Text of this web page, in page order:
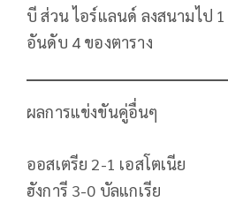
บี ส่วน ไอร์แลนด์ ลงสนามไป
อันดับ 4 ของตาราง
ผลการแข่งขันคู่อื่นๆ
ออสเตรีย 2-1 เอสโตเนีย
ฮังการี 3-0 บัลแกเรีย